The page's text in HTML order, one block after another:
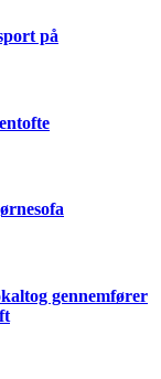
på
gennemfører